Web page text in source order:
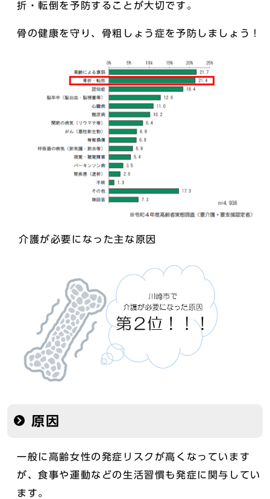
折・転倒を予防することが大切です。
骨の健康を守り、骨粗しょう症を予防しましょう！
介護が必要になった主な原因
原因
一般に高齢女性の発症リスクが高くなっています
が、食事や運動などの生活習慣も発症に関与してい
ます。